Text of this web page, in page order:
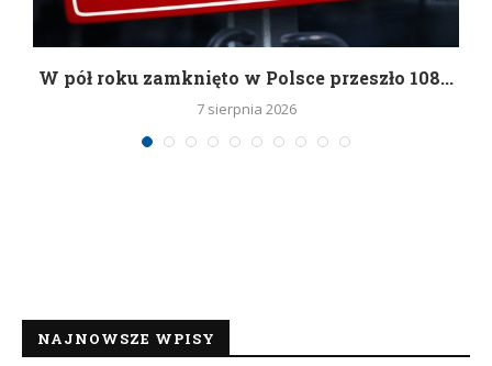
W pół roku zamknięto w Polsce przeszło 108...
7 sierpnia 2026
NAJNOWSZE WPISY